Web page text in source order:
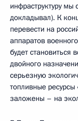
инфраструктуру
докладывал). К
перевести на
аппаратов
будет
двойного
серьезную
топливные ресурсы
заложены – на